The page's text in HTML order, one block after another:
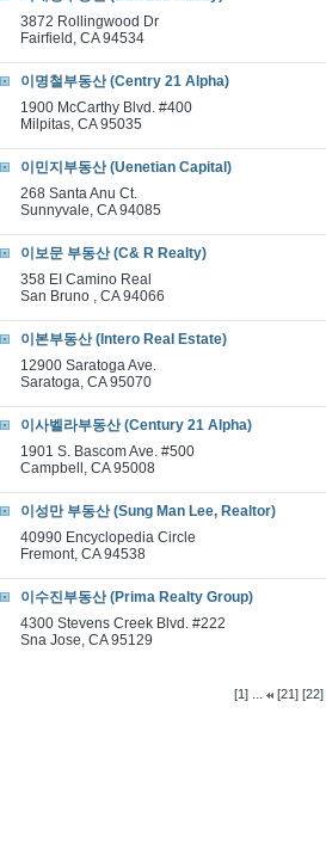
3872 Rollingwood Dr
Fairfield, CA 94534
이명철부동산 (Centry 21 Alpha)
1900 McCarthy Blvd. #400
Milpitas, CA 95035
이민지부동산 (Uenetian Capital)
268 Santa Anu Ct.
Sunnyvale, CA 94085
이보문 부동산 (C& R Realty)
358 EI Camino Real
San Bruno , CA 94066
이본부동산 (Intero Real Estate)
12900 Saratoga Ave.
Saratoga, CA 95070
이사벨라부동산 (Century 21 Alpha)
1901 S. Bascom Ave. #500
Campbell, CA 95008
이성만 부동산 (Sung Man Lee, Realtor)
40990 Encyclopedia Circle
Fremont, CA 94538
이수진부동산 (Prima Realty Group)
4300 Stevens Creek Blvd. #222
Sna Jose, CA 95129
[1]... [21] [22]